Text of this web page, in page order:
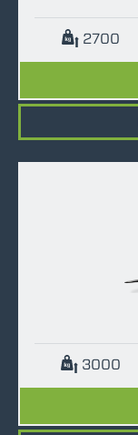
2700
3000